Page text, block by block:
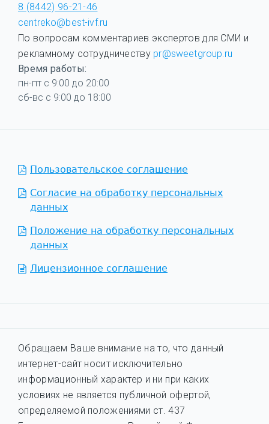
8 (8442) 96-21-46
centreko@best-ivf.ru
По вопросам комментариев экспертов для СМИ и
рекламному сотрудничеству pr@sweetgroup.ru
Время работы:
пн-пт с 9:00 до 20:00
сб-вс с 9:00 до 18:00
Пользовательское соглашение
Согласие на обработку персональных
данных
Положение на обработку персональных
данных
Лицензионное соглашение
Обращаем Ваше внимание на то, что данный
интернет-сайт носит исключительно
информационный характер и ни при каких
условиях не является публичной офертой,
определяемой положениями ст. 437